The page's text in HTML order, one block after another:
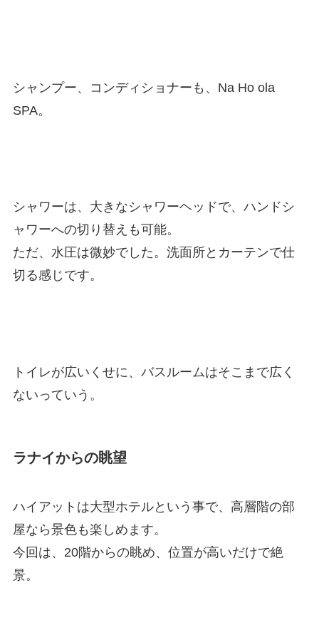
シャンプー、コンディショナーも、Na Ho ola
SPA。
シャワーは、大きなシャワーヘッドで、ハンドシ
ャワーへの切り替えも可能。
ただ、水圧は微妙でした。洗面所とカーテンで仕
切る感じです。
トイレが広いくせに、バスルームはそこまで広く
ないっていう。
ラナイからの眺望
ハイアットは大型ホテルという事で、高層階の部
屋なら景色も楽しめます。
今回は、20階からの眺め、位置が高いだけで絶
景。